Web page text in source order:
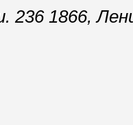
236 1866,